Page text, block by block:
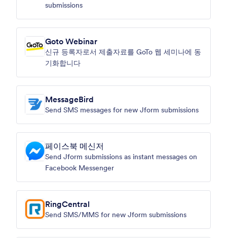
submissions
Goto Webinar
신규 등록자로서 제출자료를 GoTo 웹 세미나에 동
기화합니다
MessageBird
Send SMS messages for new Jform submissions
페이스북 메신저
Send Jform submissions as instant messages on
Facebook Messenger
RingCentral
Send SMS/MMS for new Jform submissions